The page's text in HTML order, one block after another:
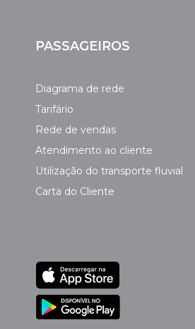
PASSAGEIROS
Diagrama de rede
Tarifário
Rede de vendas
Atendimento ao cliente
Utilização do transporte fluvial
Carta do Cliente